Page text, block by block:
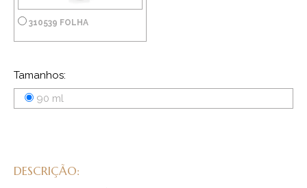
310539 FOLHA
Tamanhos:
90 ml
DESCRIÇÃO: